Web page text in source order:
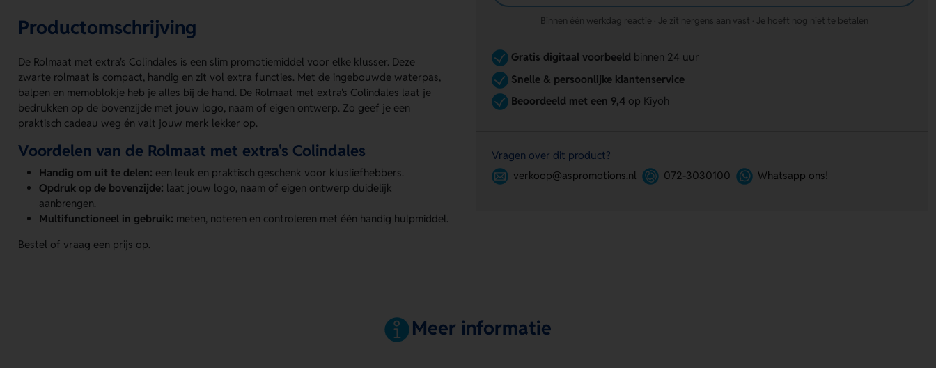
Productomschrijving
De Rolmaat met extra's Colindales is een slim promotiemiddel voor elke klusser. Deze
zwarte rolmaat is compact, handig en zit vol extra functies. Met de ingebouwde waterpas,
balpen en memoblokje heb je alles bij de hand. De Rolmaat met extra's Colindales laat je
bedrukken op de bovenzijde met jouw logo, naam of eigen ontwerp. Zo geef je een
praktisch cadeau weg én valt jouw merk lekker op.
Voordelen van de Rolmaat met extra's Colindales
Handig om uit te delen: een leuk en praktisch geschenk voor klusliefhebbers.
Opdruk op de bovenzijde: laat jouw logo, naam of eigen ontwerp duidelijk
aanbrengen.
Multifunctioneel in gebruik: meten, noteren en controleren met één handig hulpmiddel.
Bestel of vraag een prijs op.
Binnen één werkdag reactie · Je zit nergens aan vast · Je hoeft nog niet te betalen
Gratis digitaal voorbeeldbinnen 24 uur
Snelle & persoonlijke klantenservice
Beoordeeld met een 9,4op Kiyoh
Vragen over dit product?
verkoop@aspromotions.nl
072-3030100 Whatsapp ons!
Meer informatie